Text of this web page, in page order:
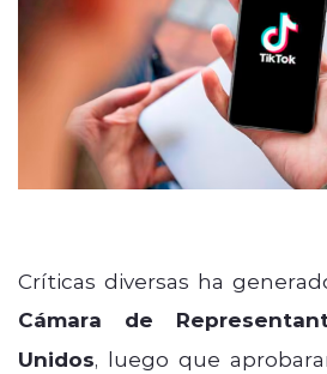
Críticas diversas ha
Cámara de
Unidos, luego que